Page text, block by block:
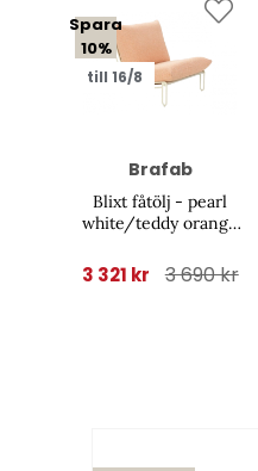
Spara
10%
till 16/8
Brafab
Blixt fåtölj - pearl
white/teddy orange
3 321 kr 3 690 kr